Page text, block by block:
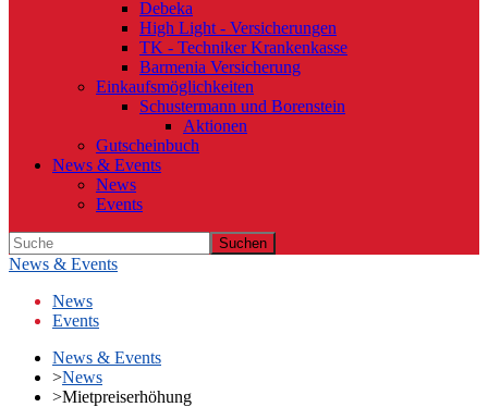
Debeka
High Light - Versicherungen
TK - Techniker Krankenkasse
Barmenia Versicherung
Einkaufsmöglichkeiten
Schustermann und Borenstein
Aktionen
Gutscheinbuch
News & Events
News
Events
Suchen
News & Events
News
Events
News & Events
>News
>Mietpreiserhöhung